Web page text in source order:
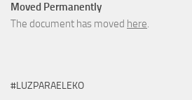
Moved Permanently
The document has moved here.
#LUZPARAELEKO